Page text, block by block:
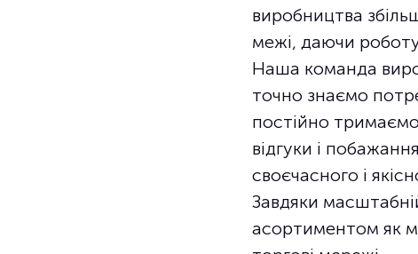
виробництва
межі, даючи роботу
Наша команда
точно знаємо
постійно
відгуки і
своєчасного і
Завдяки
асортиментом як